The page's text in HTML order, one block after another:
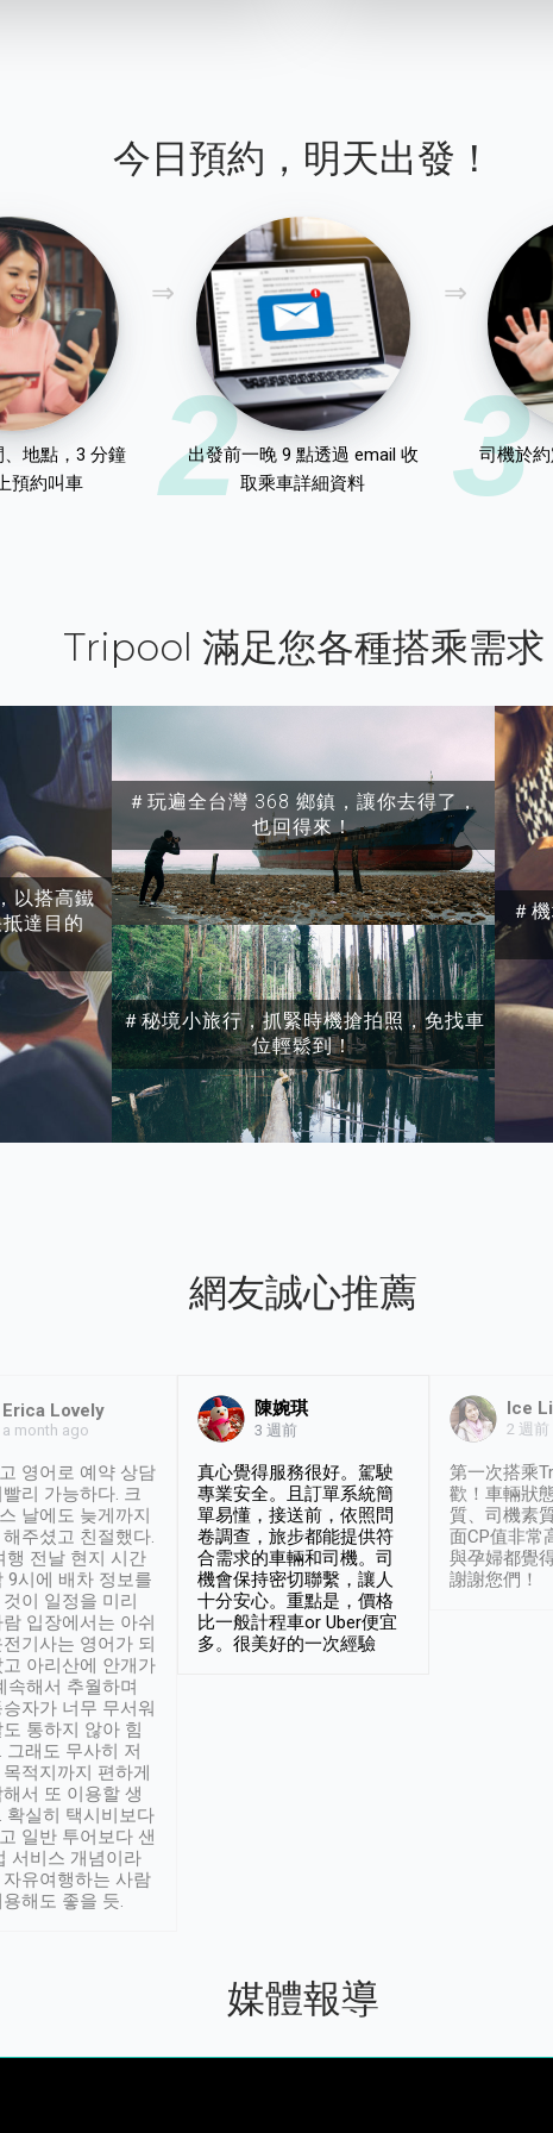
今日預約，明天出發！
地點，3 分鐘
預約叫車
2
出發前一晚 9 點透過 email 收
取乘車詳細資料
3
司機於
Tripool 滿足您各種搭乘需求
以搭高鐵
達目的
＃玩遍全台灣 368 鄉鎮，讓你去得了，
也回得來！
＃秘境小旅行，抓緊時機搶拍照，免找車
位輕鬆到！
＃
網友誠心推薦
Erica Lovely
a month ago
영어로 예약 상담
리 가능하다. 크
날에도 늦게까지
주셨고 친절했다.
행 전날 현지 시간
9시에 배차 정보를
이 일정을 미리
입장에서는 아쉬
기사는 영어가 되
아리산에 안개가
속해서 추월하며
자가 너무 무서워
통하지 않아 힘
그래도 무사히 저
적지까지 편하게
서 또 이용할 생
확실히 택시비보다
일반 투어보다 샌
서비스 개념이라
유여행하는 사람
해도 좋을 듯.
陳婉琪
3 週前
真心覺得服務很好。駕駛
專業安全。且訂單系統簡
單易懂，接送前，依照問
卷調查，旅步都能提供符
合需求的車輛和司機。司
機會保持密切聯繫，讓人
十分安心。重點是，價格
比一般計程車or Uber便宜
多。很美好的一次經驗
Ice
2 週前
第一次搭乘
歡！車輛狀
質、司機素
面CP值非常
與孕婦都覺
謝謝您們！
媒體報導